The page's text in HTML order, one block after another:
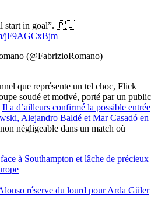
start in goal”. 🇵🇱
jF9AGCxBjm
(@FabrizioRomano)
que représente un tel choc, Flick
soudé et motivé, porté par un public
Il a d’ailleurs confirmé la possible entrée
Alejandro Baldé et Mar Casadó en
négligeable dans un match où
à Southampton et lâche de précieux
réserve du lourd pour Arda Güler